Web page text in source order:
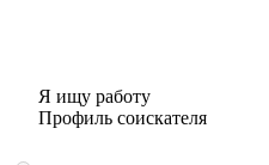
Я ищу работу
Профиль соискателя